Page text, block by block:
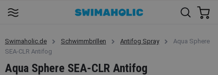
Swimaholic.de Schwimmbrillen Antifog Spray
Aqua Sphere
SEA-CLR Antifog
Aqua Sphere SEA-CLR Antifog